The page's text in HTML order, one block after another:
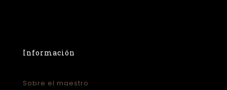
Información
Sobre el maestro